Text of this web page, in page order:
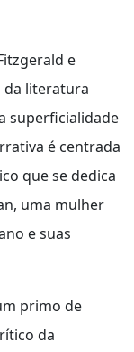
e
da literatura
superficialidade
é centrada
que se dedica
uma mulher
e suas
primo de
da